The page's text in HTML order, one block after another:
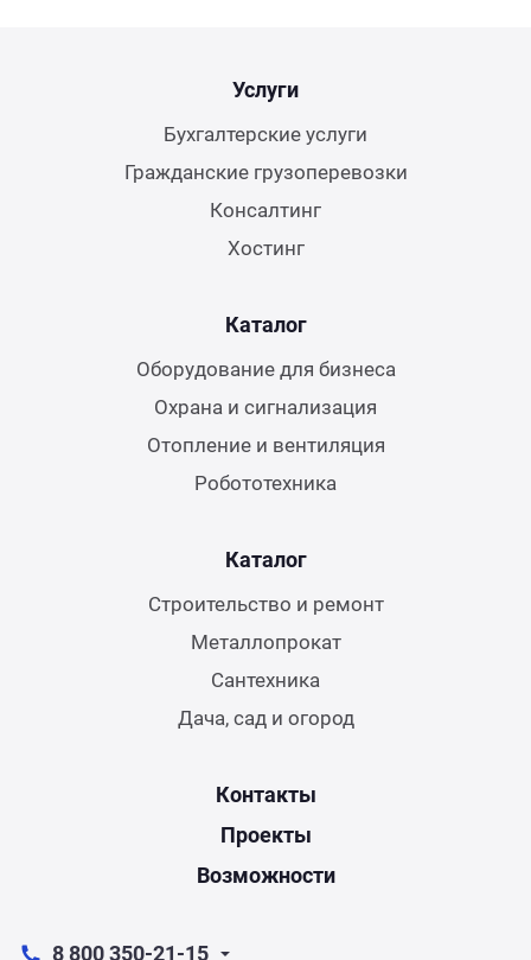
Услуги
Бухгалтерские услуги
Гражданские грузоперевозки
Консалтинг
Хостинг
Каталог
Оборудование для бизнеса
Охрана и сигнализация
Отопление и вентиляция
Робототехника
Каталог
Строительство и ремонт
Металлопрокат
Сантехника
Дача, сад и огород
Контакты
Проекты
Возможности
8 800 350-21-15